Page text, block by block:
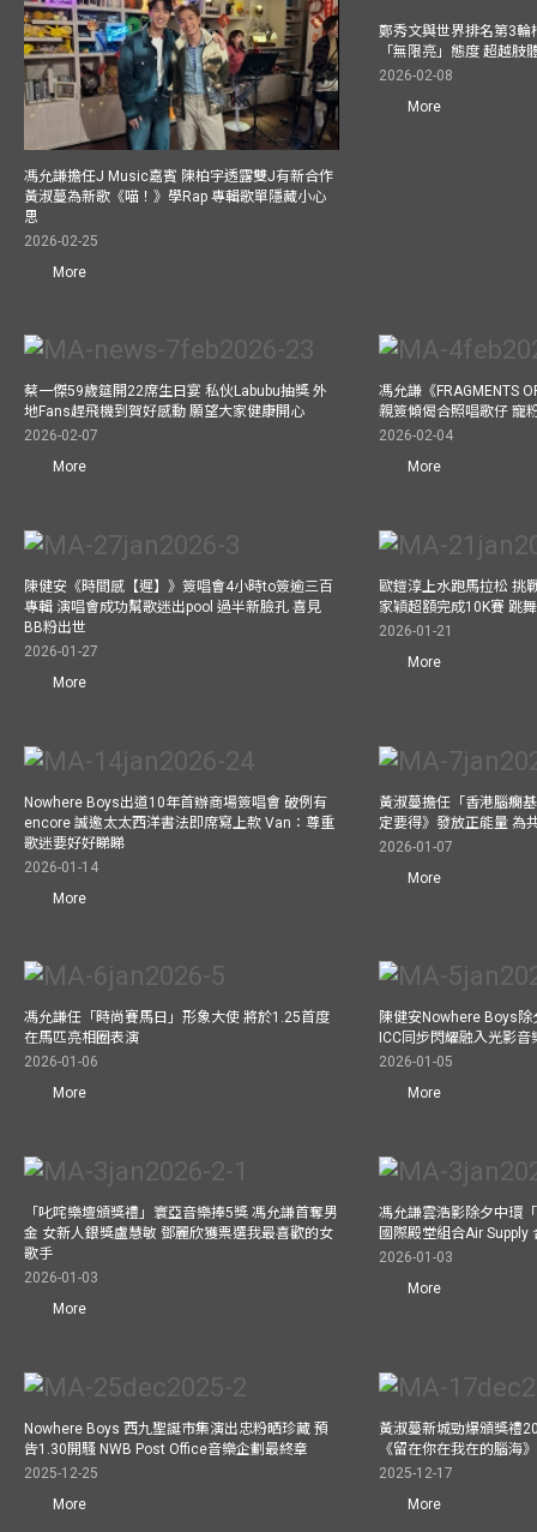
馮允謙擔任J Music嘉賓 陳柏宇透露雙J有新合作
黃淑蔓為新歌《喵！》學Rap 專輯歌單隱藏小心
思
2026-02-25
More
鄭秀文與世界排名第3輪
「無限亮」態度 超越肢
2026-02-08
More
蔡一傑59歲筵開22席生日宴 私伙Labubu抽獎 外
地Fans趕飛機到賀好感動 願望大家健康開心
2026-02-07
More
馮允謙《FRAGMENTS
親簽傾偈合照唱歌仔 寵
2026-02-04
More
陳健安《時間感【遲】》簽唱會4小時to簽逾三百
專輯 演唱會成功幫歌迷出pool 過半新臉孔 喜見
BB粉出世
2026-01-27
More
歐鎧淳上水跑馬拉松 挑
家穎超額完成10K賽 跳
2026-01-21
More
Nowhere Boys出道10年首辦商場簽唱會 破例有
encore 誠邀太太西洋書法即席寫上款 Van：尊重
歌迷要好好睇睇
2026-01-14
More
黃淑蔓擔任「香港腦癇
定要得》發放正能量 為
2026-01-07
More
馮允謙任「時尚賽馬日」形象大使 將於1.25首度
在馬匹亮相圈表演
2026-01-06
More
陳健安Nowhere Boys
ICC同步閃耀融入光影音
2026-01-05
More
「叱咤樂壇頒獎禮」寰亞音樂捧5獎 馮允謙首奪男
金 女新人銀獎盧慧敏 鄧麗欣獲票選我最喜歡的女
歌手
2026-01-03
More
馮允謙雲浩影除夕中環
國際殿堂組合Air Supply
2026-01-03
More
Nowhere Boys 西九聖誕市集演出忠粉晒珍藏 預
告1.30開騷 NWB Post Office音樂企劃最終章
2025-12-25
More
黃淑蔓新城勁爆頒獎禮
《留在你在我在的腦海
2025-12-17
More